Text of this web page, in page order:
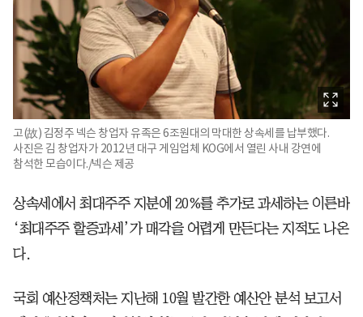
고(故) 김정주 넥슨 창업자 유족은 6조원대의 막대한 상속세를 납부했다.
사진은 김 창업자가 2012년 대구 게임업체 KOG에서 열린 사내 강연에
참석한 모습이다./넥슨 제공
상속세에서 최대주주 지분에 20%를 추가로 과세하는 이른바
‘최대주주 할증과세’가 매각을 어렵게 만든다는 지적도 나온
다.
국회 예산정책처는 지난해 10월 발간한 예산안 분석 보고서